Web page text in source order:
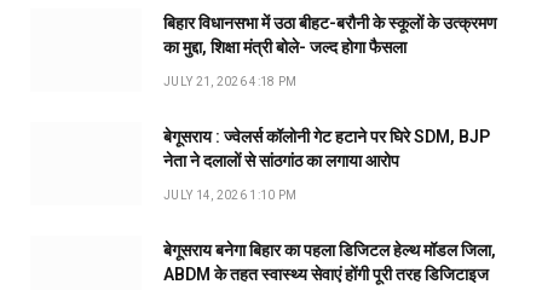
बिहार विधानसभा में उठा बीहट-बरौनी के स्कूलों के उत्क्रमण
का मुद्दा, शिक्षा मंत्री बोले- जल्द होगा फैसला
JULY 21, 2026 4:18 PM
बेगूसराय : ज्वेलर्स कॉलोनी गेट हटाने पर घिरे SDM, BJP
नेता ने दलालों से सांठगांठ का लगाया आरोप
JULY 14, 2026 1:10 PM
बेगूसराय बनेगा बिहार का पहला डिजिटल हेल्थ मॉडल जिला,
ABDM के तहत स्वास्थ्य सेवाएं होंगी पूरी तरह डिजिटाइज